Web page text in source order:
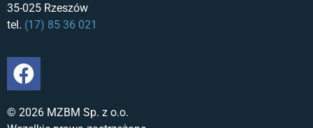
35-025 Rzeszów
tel. (17) 85 36 021
© 2026 MZBM Sp. z o.o.